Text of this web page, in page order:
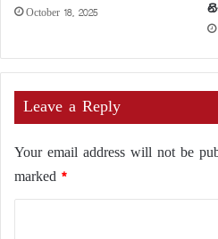
October 18, 2025
Leave a Reply
Your email address will not be
marked *